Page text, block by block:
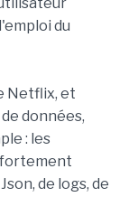
du
Netflix, et
données,
: les
de logs, de